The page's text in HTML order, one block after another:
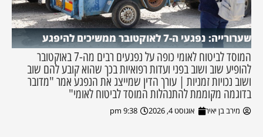
שערורייה: נפגעי ה-7 לאוקטובר ממשיכים להיפגע
המוסד לביטוח לאומי כופה על נפגעים רבים מה-7 באוקטובר
להופיע שוב ושוב בפני ועדות רפואיות בכך שהוא קובע להם שוב
ושוב נכויות זמניות | עורך הדין שמייצג את הנפגע אמר "מדובר
בדוגמה מקוממת להתנהלות המוסד לביטוח לאומי"
מירב בן יאיר אוגוסט 4, 2026 9:38 pm